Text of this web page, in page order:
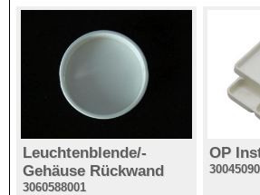
Leuchtenblende/-
Gehäuse Rückwand
3060588001
OP
30045090